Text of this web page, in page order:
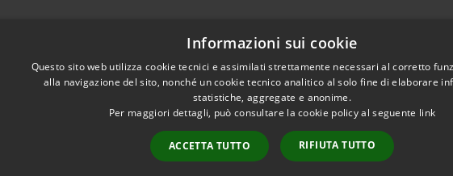
Intranet Copyright © 2026 • Comune di
Informazioni sui cookie
Questo sito web utilizza cookie tecnici e assimilati strettamente necessari al corretto
alla navigazione del sito, nonché un cookie tecnico analitico al solo fine di elaborare
statistiche, aggregate e anonime.
Per maggiori dettagli, può consultare la cookie policy al seguente link
ACCETTA TUTTO RIFIUTA TUTTO